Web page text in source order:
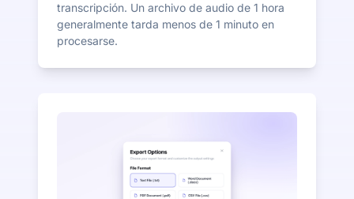
transcripción. Un archivo de audio de 1 hora
generalmente tarda menos de 1 minuto en
procesarse.